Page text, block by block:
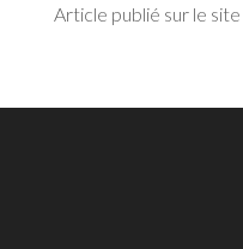
Article publié sur le site